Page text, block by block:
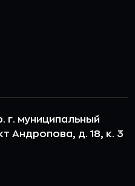
г. муниципальный
Андропова, д. 18, к. 3